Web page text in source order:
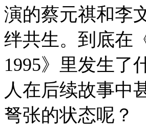
演的蔡元祺和李
绊共生。到底在
1995》里发生了
人在后续故事中
弩张的状态呢？